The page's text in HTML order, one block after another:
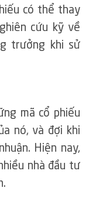
có thể thay
cứu kỹ về
trưởng khi sử
mã cổ phiếu
nó, và đợi khi
Hiện nay,
nhà đầu tư